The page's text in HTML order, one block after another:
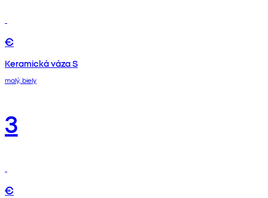
€
Keramická váza S
malý, biely
3
€